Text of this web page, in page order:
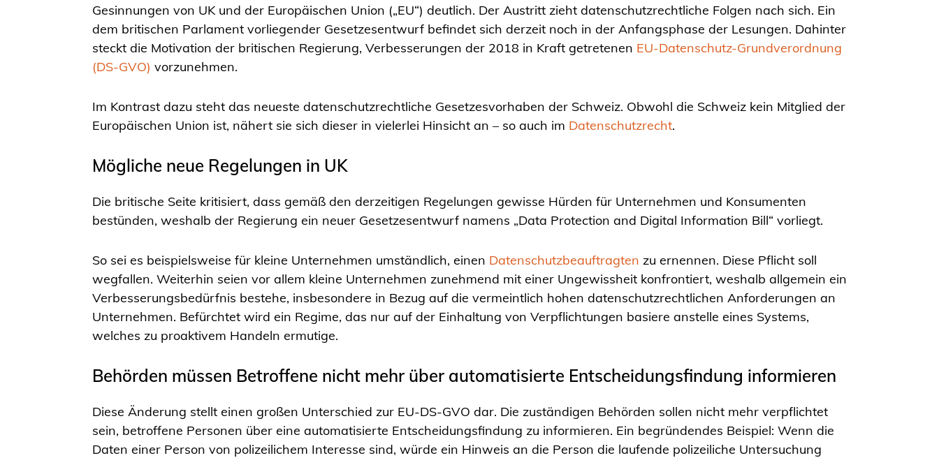
Gesinnungen von UK und der Europäischen Union („EU“) deutlich. Der Austritt zieht datenschutzrechtliche Folgen nach sich. Ein
dem britischen Parlament vorliegender Gesetzesentwurf befindet sich derzeit noch in der Anfangsphase der Lesungen. Dahinter
steckt die Motivation der britischen Regierung, Verbesserungen der 2018 in Kraft getretenen EU-Datenschutz-Grundverordnung
(DS-GVO) vorzunehmen.
Im Kontrast dazu steht das neueste datenschutzrechtliche Gesetzesvorhaben der Schweiz. Obwohl die Schweiz kein Mitglied der
Europäischen Union ist, nähert sie sich dieser in vielerlei Hinsicht an – so auch im Datenschutzrecht.
Mögliche neue Regelungen in UK
Die britische Seite kritisiert, dass gemäß den derzeitigen Regelungen gewisse Hürden für Unternehmen und Konsumenten
bestünden, weshalb der Regierung ein neuer Gesetzesentwurf namens „Data Protection and Digital Information Bill“ vorliegt.
So sei es beispielsweise für kleine Unternehmen umständlich, einen Datenschutzbeauftragten zu ernennen. Diese Pflicht soll
wegfallen. Weiterhin seien vor allem kleine Unternehmen zunehmend mit einer Ungewissheit konfrontiert, weshalb allgemein ein
Verbesserungsbedürfnis bestehe, insbesondere in Bezug auf die vermeintlich hohen datenschutzrechtlichen Anforderungen an
Unternehmen. Befürchtet wird ein Regime, das nur auf der Einhaltung von Verpflichtungen basiere anstelle eines Systems,
welches zu proaktivem Handeln ermutige.
Behörden müssen Betroffene nicht mehr über automatisierte Entscheidungsfindung informieren
Diese Änderung stellt einen großen Unterschied zur EU-DS-GVO dar. Die zuständigen Behörden sollen nicht mehr verpflichtet
sein, betroffene Personen über eine automatisierte Entscheidungsfindung zu informieren. Ein begründendes Beispiel: Wenn die
Daten einer Person von polizeilichem Interesse sind, würde ein Hinweis an die Person die laufende polizeiliche Untersuchung